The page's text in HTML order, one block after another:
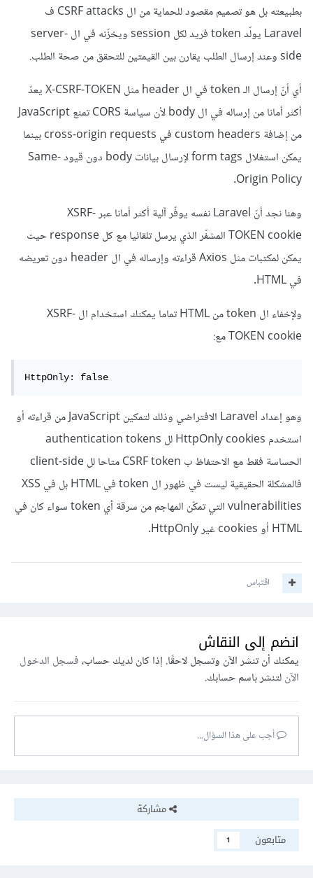
بطبيعته بل هو تصميم مقصود للحماية من ال CSRF attacks ف
Laravel يولّد token فريد لكل session ويخزّنه في ال server-
side وعند إرسال الطلب يقارن بين القيمتين للتحقق من صحة الطلب.
أي أنّ إرسال الـ token في ال header مثل X-CSRF-TOKEN يعدّ
أكثر أمانا من إرساله في ال body لأن سياسة CORS تمنع JavaScript
من إضافة custom headers في cross-origin requests بينما
يمكن استغلال form tags لإرسال بيانات body دون قيود Same-
Origin Policy.
وهنا نجد أنّ Laravel نفسه يوفّر آلية أكثر أمانا عبر XSRF-
TOKEN cookie المشفّر الذي يرسل تلقائيا مع كل response حيث
يمكن لمكتبات مثل Axios قراءته وإرساله في ال header دون تعريضه
في HTML.
ولإخفاء ال token من HTML تماما يمكنك استخدام ال XSRF-
TOKEN cookie مع:
HttpOnly: false
وهو إعداد Laravel الافتراضي وذلك لتمكين JavaScript من قراءته أو
استخدم HttpOnly cookies لل authentication tokens
الحساسة فقط مع الاحتفاظ ب CSRF token متاحا لل client-side
فالمشكلة الحقيقية ليست في ظهور ال token في HTML بل في XSS
vulnerabilities التي تمكّن المهاجم من سرقة أي token سواء كان في
HTML أو cookies غير HttpOnly.
اقتباس
انضم إلى النقاش
يمكنك أن تنشر الآن وتسجل لاحقًا. إذا كان لديك حساب،فسجل الدخول
الآنلتنشر باسم حسابك.
أجب على هذا السؤال...
مشاركة
متابعون
1